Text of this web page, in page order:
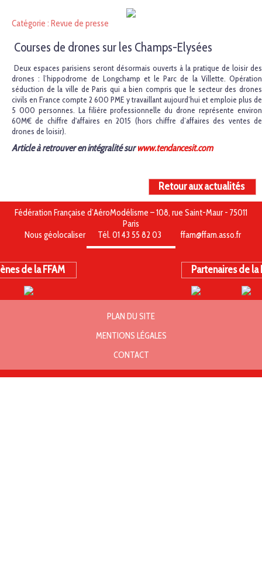
Catégorie : Revue de presse
Courses de drones sur les Champs-Elysées
Deux espaces parisiens seront désormais ouverts à la pratique de loisir des
drones : l’hippodrome de Longchamp et le Parc de la Villette. Opération
séduction de la ville de Paris qui a bien compris que le secteur des drones
civils en France compte 2 600 PME y travaillant aujourd’hui et emploie plus de
5 000 personnes. La filière professionnelle du drone représente environ
60M€ de chiffre d'affaires en 2015 (hors chiffre d’affaires des ventes de
drones de loisir).
Article à retrouver en intégralité surwww.tendancesit.com
Retour aux actualités
Fédération Française d’AéroModélisme – 108, rue Saint-Maur - 75011
Paris
Nous géolocaliser
Tél. 01 43 55 82 03 ffam@ffam.asso.fr
de la FFAM Partenaires de la
PLAN DU SITE
MENTIONS LÉGALES
CONTACT